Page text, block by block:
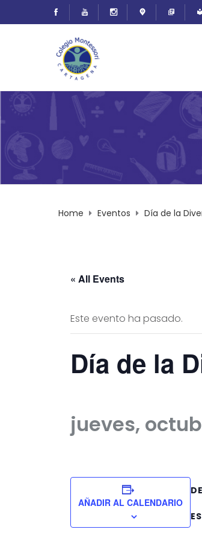
Home Eventos Día de la
« All Events
Este evento ha pasado.
Día de la
jueves,
AÑADIR AL CALENDARIO
ES